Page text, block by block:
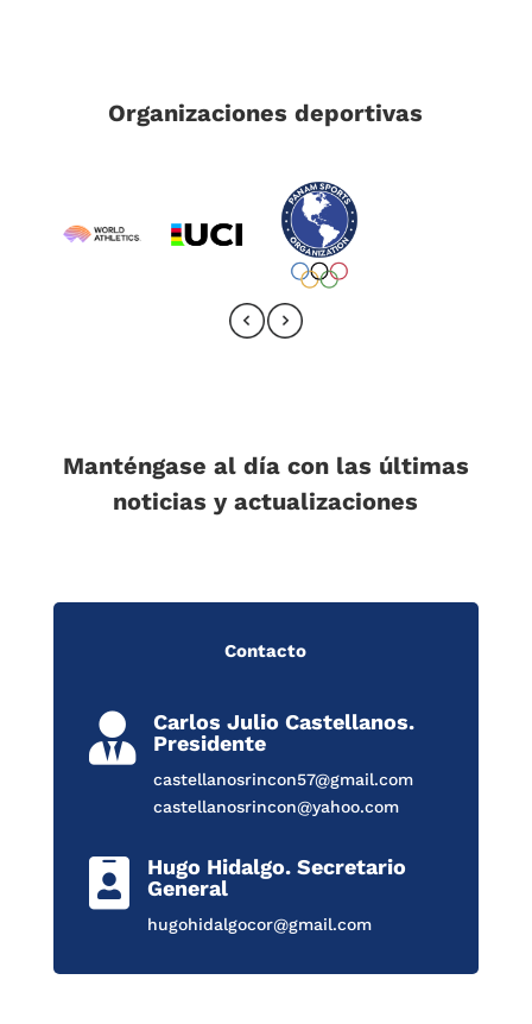
Organizaciones deportivas
Manténgase al día con las últimas
noticias y actualizaciones
Contacto

Carlos Julio Castellanos.
Presidente
castellanosrincon57@gmail.com
castellanosrincon@yahoo.com

Hugo Hidalgo. Secretario
General
hugohidalgocor@gmail.com